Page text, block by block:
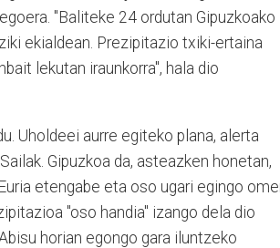
"Baliteke 24 ordutan Gipuzkoako
ekialdean. Prezipitazio txiki-ertaina
lekutan iraunkorra", hala dio
Uholdeei aurre egiteko plana, alerta
Gipuzkoa da, asteazken honetan,
etengabe eta oso ugari egingo
"oso handia" izango dela dio
horian egongo gara iluntzeko